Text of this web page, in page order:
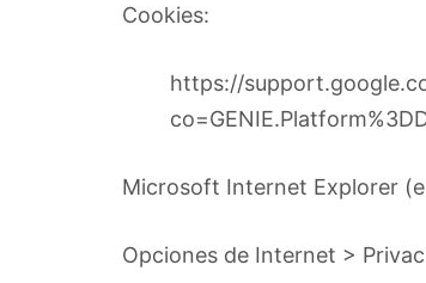
Cookies:
https://
Microsoft Internet Explorer
Opciones de Internet >